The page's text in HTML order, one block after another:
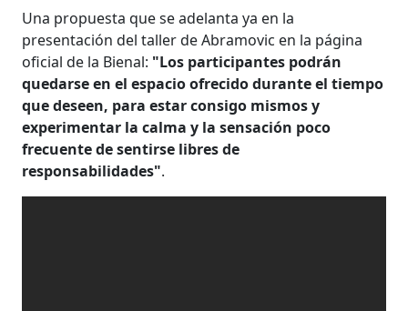
Una propuesta que se adelanta ya en la
presentación del taller de Abramovic en la página
oficial de la Bienal: "Los participantes podrán
quedarse en el espacio ofrecido durante el tiempo
que deseen, para estar consigo mismos y
experimentar la calma y la sensación poco
frecuente de sentirse libres de
responsabilidades".